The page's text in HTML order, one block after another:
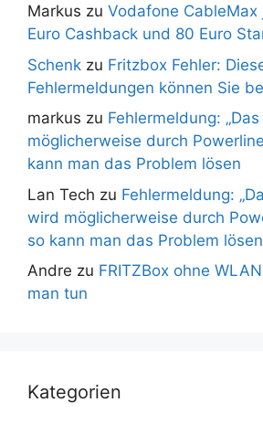
Markus zu Vodafone CableMax
Euro Cashback und 80 Euro
Schenk zu Fritzbox Fehler:
Fehlermeldungen können Sie
markus zu Fehlermeldung:
möglicherweise durch
kann man das Problem lösen
Lan Tech zu Fehlermeldung:
wird möglicherweise durch
so kann man das Problem lösen
Andre zu FRITZBox ohne
man tun
Kategorien